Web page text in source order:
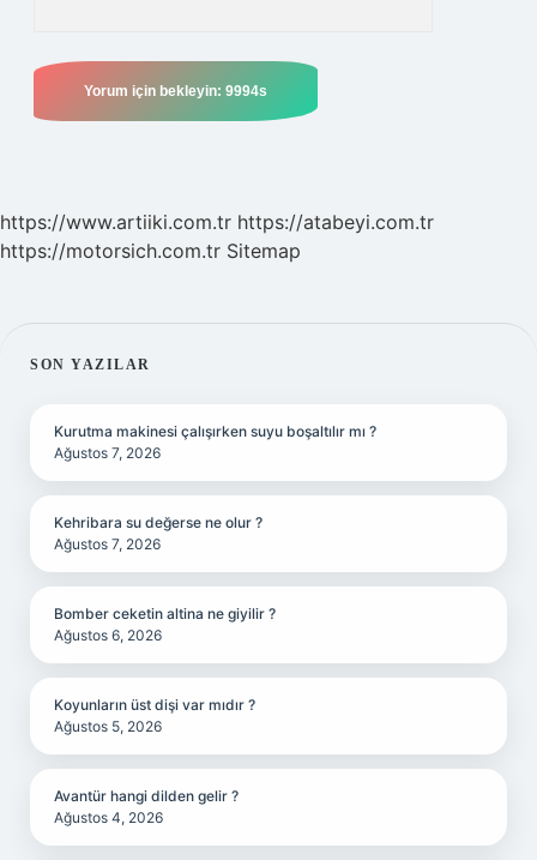
https://www.artiiki.com.tr https://atabeyi.com.tr
https://motorsich.com.tr Sitemap
SIDEBAR
SON YAZILAR
Kurutma makinesi çalışırken suyu boşaltılır mı ?
Ağustos 7, 2026
Kehribara su değerse ne olur ?
Ağustos 7, 2026
Bomber ceketin altina ne giyilir ?
Ağustos 6, 2026
Koyunların üst dişi var mıdır ?
Ağustos 5, 2026
Avantür hangi dilden gelir ?
Ağustos 4, 2026